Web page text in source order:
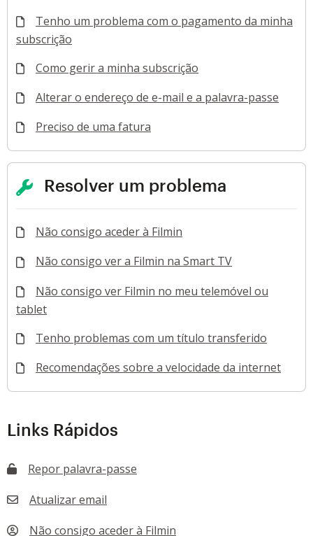
Tenho um problema com o pagamento da minha
subscrição
Como gerir a minha subscrição
Alterar o endereço de e-mail e a palavra-passe
Preciso de uma fatura
Resolver um problema
Não consigo aceder à Filmin
Não consigo ver a Filmin na Smart TV
Não consigo ver Filmin no meu telemóvel ou
tablet
Tenho problemas com um título transferido
Recomendações sobre a velocidade da internet
Links Rápidos
Repor palavra-passe
Atualizar email
Não consigo aceder à Filmin